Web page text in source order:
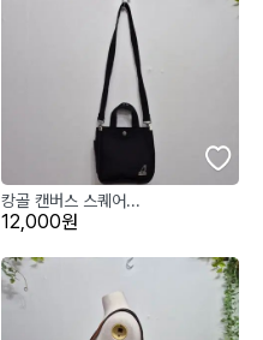
캉골 캔버스 스퀘어...
12,000원